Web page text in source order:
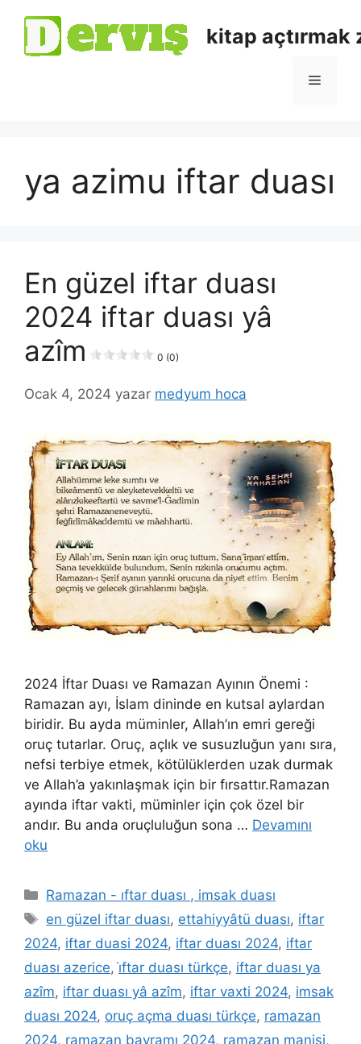
kitap açtırmak
ya azimu iftar duası
En güzel iftar duası
2024 iftar duası yâ
azîm
0 (0)
Ocak 4, 2024 yazar medyum hoca
2024 İftar Duası ve Ramazan Ayının Önemi :
Ramazan ayı, İslam dininde en kutsal aylardan
biridir. Bu ayda müminler, Allah’ın emri gereği
oruç tutarlar. Oruç, açlık ve susuzluğun yanı sıra,
nefsi terbiye etmek, kötülüklerden uzak durmak
ve Allah’a yakınlaşmak için bir fırsattır.Ramazan
ayında iftar vakti, müminler için çok özel bir
andır. Bu anda oruçluluğun sona … Devamını
oku
Ramazan - ıftar duası , imsak duası
en güzel iftar duası, ettahiyyâtü duası, iftar
2024, iftar duasi 2024, iftar duası 2024, iftar
duası azerice,i̇ftar duası türkçe, iftar duası ya
azîm, iftar duası yâ azîm, iftar vaxti 2024, imsak
duası 2024, oruç açma duası türkçe, ramazan
2024, ramazan bayramı 2024, ramazan manisi,